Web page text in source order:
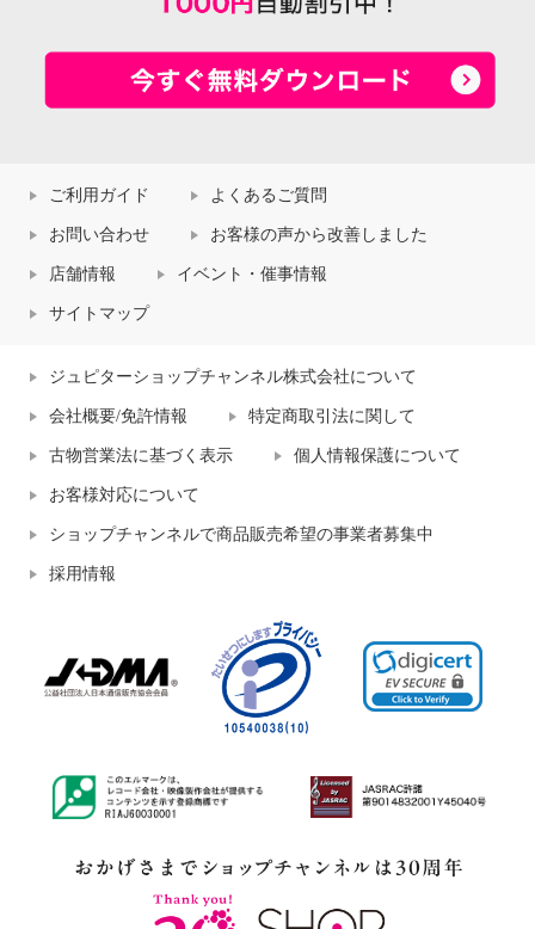
ご利用ガイド よくあるご質問
お問い合わせ お客様の声から改善しました
店舗情報 イベント・催事情報
サイトマップ
ジュピターショップチャンネル株式会社について
会社概要/免許情報 特定商取引法に関して
古物営業法に基づく表示 個人情報保護について
お客様対応について
ショップチャンネルで商品販売希望の事業者募集中
採用情報